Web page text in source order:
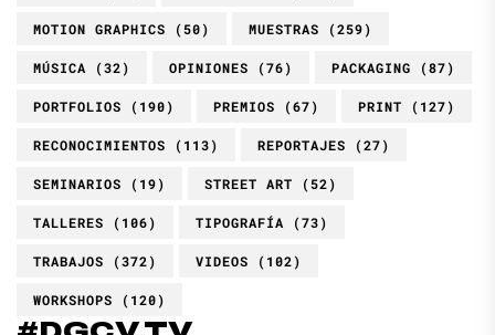
MOTION GRAPHICS (50) MUESTRAS (259)
MÚSICA (32) OPINIONES (76) PACKAGING (87)
PORTFOLIOS (190) PREMIOS (67) PRINT (127)
RECONOCIMIENTOS (113) REPORTAJES (27)
SEMINARIOS (19) STREET ART (52)
TALLERES (106) TIPOGRAFÍA (73)
TRABAJOS (372) VIDEOS (102)
WORKSHOPS (120)